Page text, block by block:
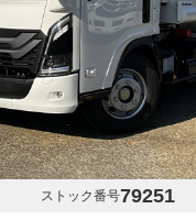
ストック番号79251